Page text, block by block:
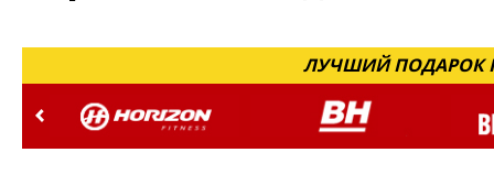
ЛУЧШИЙ ПОДАРОК